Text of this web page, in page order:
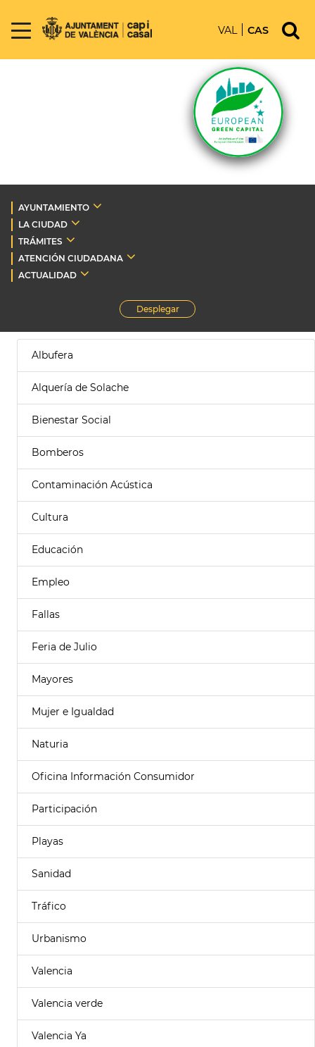
VAL CAS
AYUNTAMIENTO
LA CIUDAD
TRÁMITES
ATENCIÓN CIUDADANA
ACTUALIDAD
Desplegar
Albufera
Alquería de Solache
Bienestar Social
Bomberos
Contaminación Acústica
Cultura
Educación
Empleo
Fallas
Feria de Julio
Mayores
Mujer e Igualdad
Naturia
Oficina Información Consumidor
Participación
Playas
Sanidad
Tráfico
Urbanismo
Valencia
Valencia verde
Valencia Ya